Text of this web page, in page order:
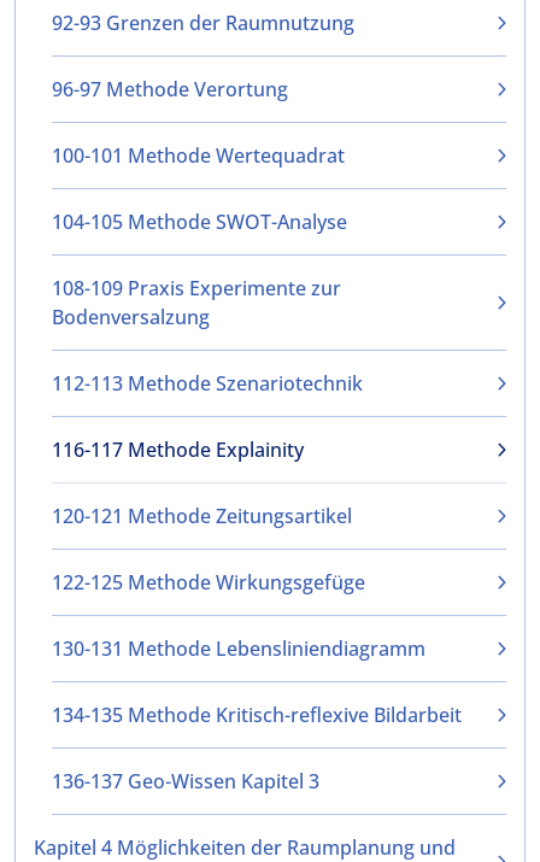
92-93 Grenzen der Raumnutzung
96-97 Methode Verortung
100-101 Methode Wertequadrat
104-105 Methode SWOT-Analyse
108-109 Praxis Experimente zur
Bodenversalzung
112-113 Methode Szenariotechnik
116-117 Methode Explainity
120-121 Methode Zeitungsartikel
122-125 Methode Wirkungsgefüge
130-131 Methode Lebensliniendiagramm
134-135 Methode Kritisch-reflexive Bildarbeit
136-137 Geo-Wissen Kapitel 3
Kapitel 4 Möglichkeiten der Raumplanung und